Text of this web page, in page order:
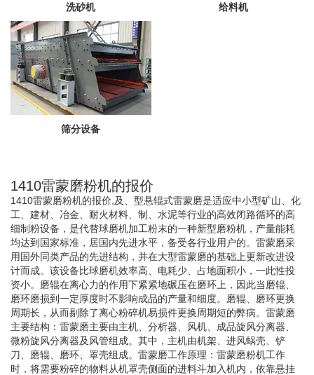
洗砂机 给料机
筛分设备
1410雷蒙磨粉机的报价
1410雷蒙磨粉机的报价,及、型悬辊式雷蒙磨是适应中小型矿山、化
工、建材、冶金、耐火材料、制、水泥等行业的高效闭路循环的高
细制粉设备，是代替球磨机加工粉末的一种新型磨粉机，产量能耗
均达到国家标准，居国内先进水平，备受各行业用户的。雷蒙磨采
用国外同类产品的先进结构，并在大型雷蒙磨的基础上更新改进设
计而成。该设备比球磨机效率高、电耗少、占地面积小，一此性投
资小。磨辊在离心力的作用下紧紧地碾压在磨环上，因此当磨辊、
磨环磨损到一定厚度时不影响成品的产量和细度。磨辊、磨环更换
周期长，从而剔除了离心粉碎机易损件更换周期短的弊病。雷蒙磨
主要结构：雷蒙磨主要由主机、分析器、风机、成品旋风分离器、
微粉旋风分离器及风管组成。其中，主机由机架、进风蜗壳、铲
刀、磨辊、磨环、罩壳组成。雷蒙磨工作原理：雷蒙磨粉机工作
时，将需要粉碎的物料从机罩壳侧面的进料斗加入机内，依靠悬挂